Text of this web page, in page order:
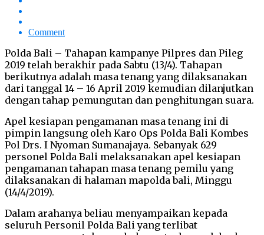
Comment
Polda Bali – Tahapan kampanye Pilpres dan Pileg
2019 telah berakhir pada Sabtu (13/4). Tahapan
berikutnya adalah masa tenang yang dilaksanakan
dari tanggal 14 – 16 April 2019 kemudian dilanjutkan
dengan tahap pemungutan dan penghitungan suara.
Apel kesiapan pengamanan masa tenang ini di
pimpin langsung oleh Karo Ops Polda Bali Kombes
Pol Drs. I Nyoman Sumanajaya. Sebanyak 629
personel Polda Bali melaksanakan apel kesiapan
pengamanan tahapan masa tenang pemilu yang
dilaksanakan di halaman mapolda bali, Minggu
(14/4/2019).
Dalam arahanya beliau menyampaikan kepada
seluruh Personil Polda Bali yang terlibat